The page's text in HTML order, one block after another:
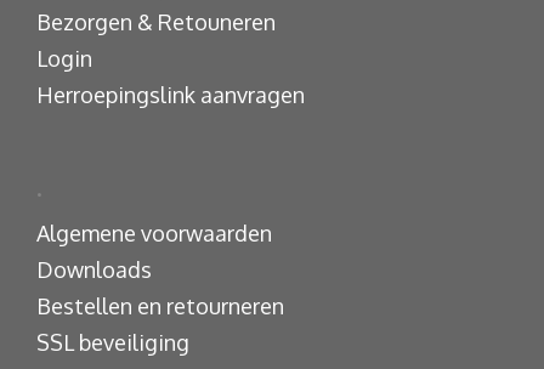
Bezorgen & Retouneren
Login
Herroepingslink aanvragen
.
Algemene voorwaarden
Downloads
Bestellen en retourneren
SSL beveiliging